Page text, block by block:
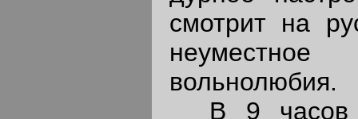
смотрит на
вольнолюбия.
В 9 часов